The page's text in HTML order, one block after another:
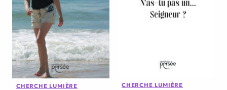
CHERCHE LUMIÈRE CHERCHE LUMIÈRE